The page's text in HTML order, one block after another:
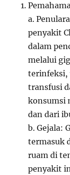
a.
penyakit
dalam
melalui
terinfeksi,
transfusi
konsumsi
dan dari
b. Gejala:
termasuk
ruam di
penyakit